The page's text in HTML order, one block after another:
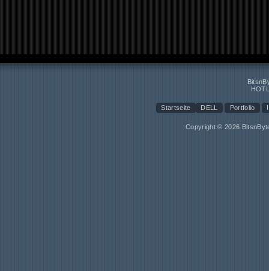
Startseite DELL Portfolio
Copyright © 2026